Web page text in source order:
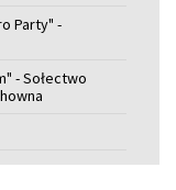
Party" -
- Sołectwo